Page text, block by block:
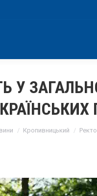
У
Кропивницький